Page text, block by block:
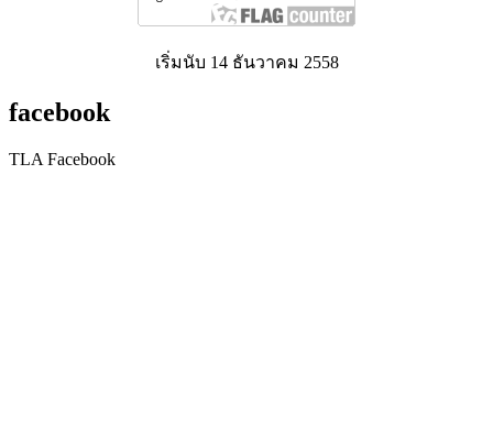
เริ่มนับ 14 ธันวาคม 2558
facebook
TLA Facebook